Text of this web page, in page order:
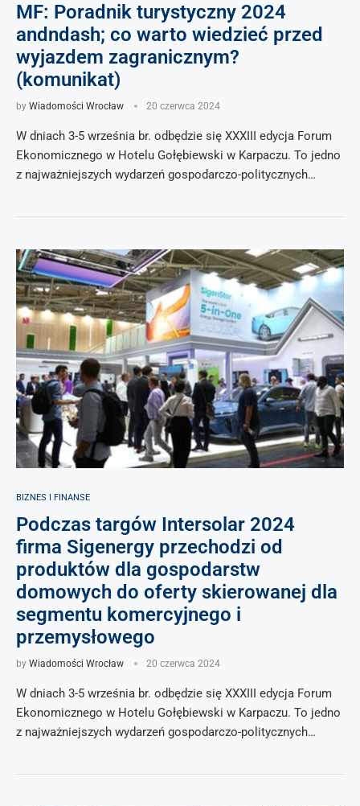
MF: Poradnik turystyczny 2024
andndash; co warto wiedzieć przed
wyjazdem zagranicznym?
(komunikat)
by Wiadomości Wrocław 20 czerwca 2024
W dniach 3-5 września br. odbędzie się XXXIII edycja Forum
Ekonomicznego w Hotelu Gołębiewski w Karpaczu. To jedno
z najważniejszych wydarzeń gospodarczo-politycznych…
BIZNES I FINANSE
Podczas targów Intersolar 2024
firma Sigenergy przechodzi od
produktów dla gospodarstw
domowych do oferty skierowanej dla
segmentu komercyjnego i
przemysłowego
by Wiadomości Wrocław 20 czerwca 2024
W dniach 3-5 września br. odbędzie się XXXIII edycja Forum
Ekonomicznego w Hotelu Gołębiewski w Karpaczu. To jedno
z najważniejszych wydarzeń gospodarczo-politycznych…